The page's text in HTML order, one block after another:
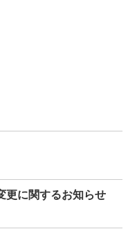
更に関するお知らせ